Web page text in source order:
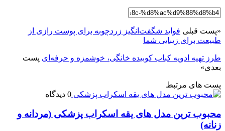
«پست قبلی فواید شگفت‌انگیز زردچوبه برای پوست رازی از
طبیعت برای زیبایی شما
طرز تهیه ادویه کباب کوبیده خانگی، خوشمزه و حرفه‌ای پست
بعدی»
پست های مرتبط
0 دیدگاه
محبوب ترین مدل های یقه اسکراب پزشکی (مردانه و
زنانه)